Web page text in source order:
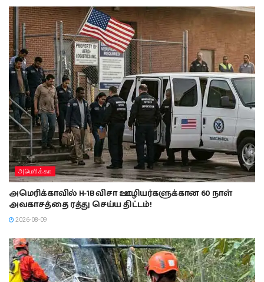
அமொிக்கா
அமெரிக்காவில் H-1B விசா ஊழியர்களுக்கான 60 நாள்
அவகாசத்தை ரத்து செய்ய திட்டம்!
2026-08-09